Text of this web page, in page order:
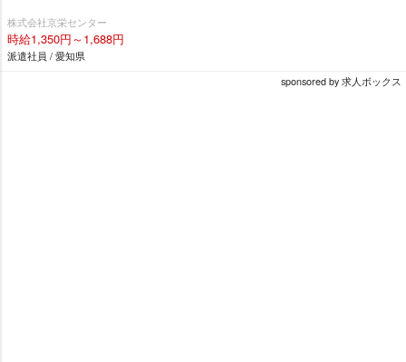
株式会社京栄センター
時給1,350円～1,688円
派遣社員 / 愛知県
sponsored by 求人ボックス